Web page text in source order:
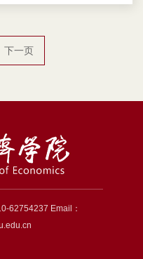
下一页
62754237 Email：